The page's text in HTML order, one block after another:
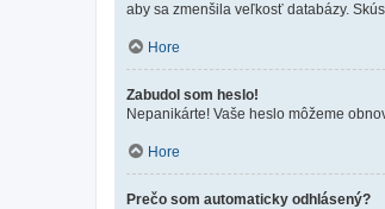
aby sa zmenšila veľkosť databázy.
Hore
Zabudol som heslo!
Nepanikárte! Vaše heslo môžeme
Hore
Prečo som automaticky odhlásený?